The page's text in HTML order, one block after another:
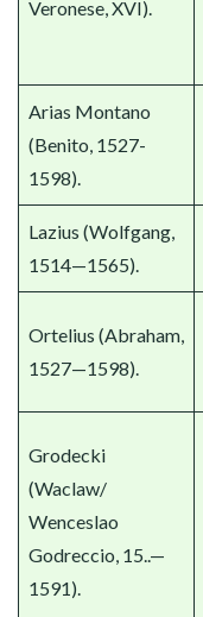
Veronese, XVI).
Arias Montano
(Benito, 1527-
1598).
Lazius (Wolfgang,
1514—1565).
Ortelius (Abraham,
1527—1598).
Grodecki
(Waclaw/
Wenceslao
Godreccio, 15..—
1591).